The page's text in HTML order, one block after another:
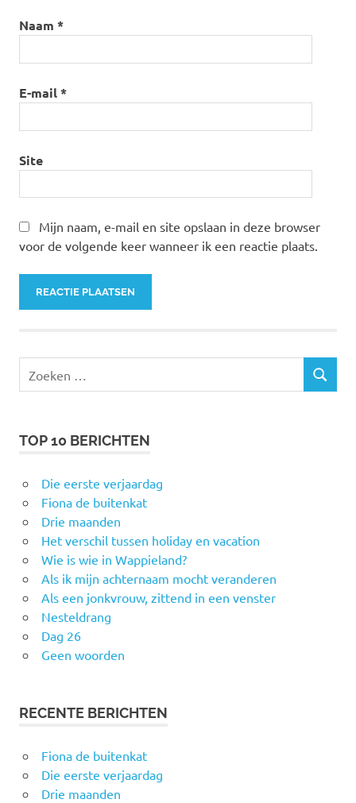
Naam *
E-mail*
Site
Mijn naam, e-mail en site opslaan in deze browser
voor de volgende keer wanneer ik een reactie plaats.
naar:
ZOEKEN
TOP 10 BERICHTEN
Die eerste verjaardag
Fiona de buitenkat
Drie maanden
Het verschil tussen holiday en vacation
Wie is wie in Wappieland?
Als ik mijn achternaam mocht veranderen
Als een jonkvrouw, zittend in een venster
Nesteldrang
Dag 26
Geen woorden
RECENTE BERICHTEN
Fiona de buitenkat
Die eerste verjaardag
Drie maanden